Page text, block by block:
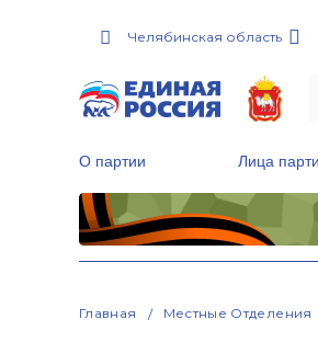
Челябинская область
О партии Лица
Главная Местные Отделения